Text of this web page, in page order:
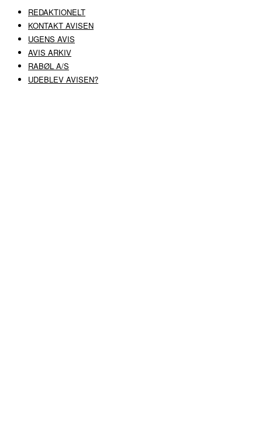
REDAKTIONELT
KONTAKT AVISEN
UGENS AVIS
AVIS ARKIV
RABØL A/S
UDEBLEV AVISEN?